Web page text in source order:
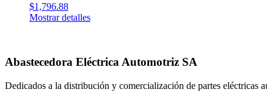
$1,796.88
Mostrar detalles
Abastecedora Eléctrica Automotriz SA
Dedicados a la distribución y comercialización de partes eléctricas